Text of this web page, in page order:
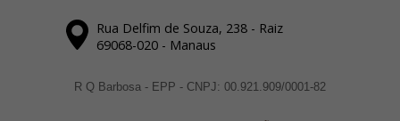
Rua Delfim de Souza, 238 - Raiz
69068-020 - Manaus
R Q Barbosa - EPP - CNPJ: 00.921.909/0001-82